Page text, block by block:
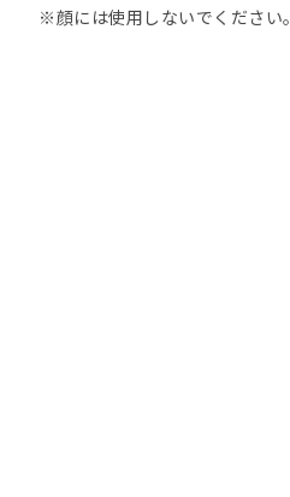
※顔には使用しないでください。